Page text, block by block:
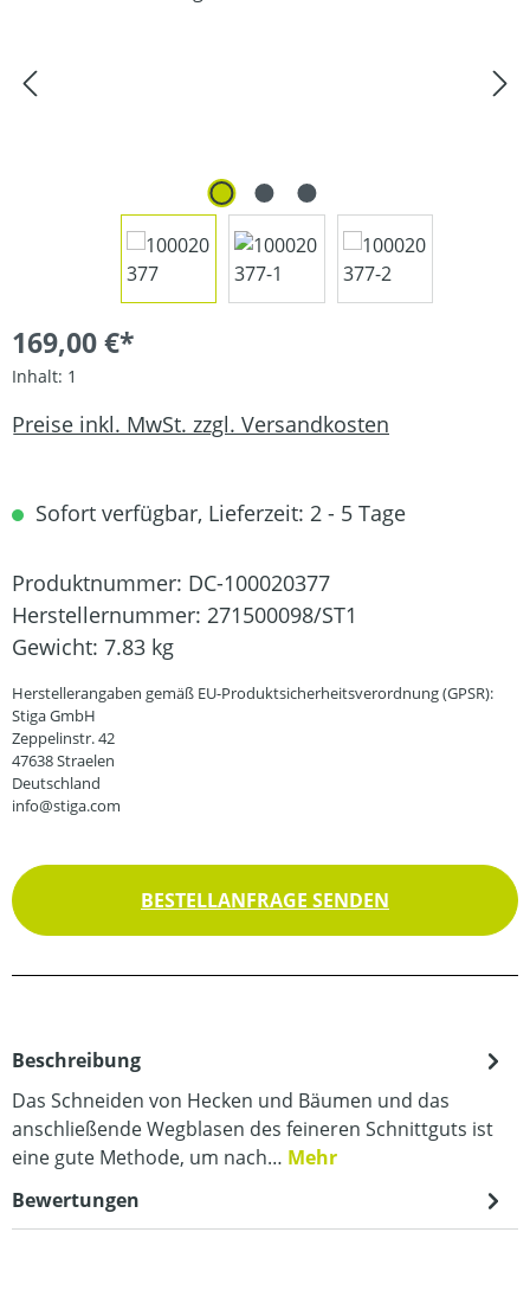
169,00 €*
Inhalt: 1
Preise inkl. MwSt. zzgl. Versandkosten
Sofort verfügbar, Lieferzeit: 2 - 5 Tage
Produktnummer: DC-100020377
Herstellernummer: 271500098/ST1
Gewicht: 7.83 kg
Herstellerangaben gemäß EU-Produktsicherheitsverordnung (GPSR):
Stiga GmbH
Zeppelinstr. 42
47638 Straelen
Deutschland
info@stiga.com
BESTELLANFRAGE SENDEN
Beschreibung
Das Schneiden von Hecken und Bäumen und das
anschließende Wegblasen des feineren Schnittguts ist
eine gute Methode, um nach… Mehr
Bewertungen